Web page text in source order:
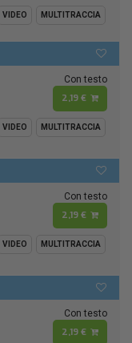
VIDEO MULTITRACCIA
Con testo
2,19 €
VIDEO MULTITRACCIA
Con testo
2,19 €
VIDEO MULTITRACCIA
Con testo
2,19 €